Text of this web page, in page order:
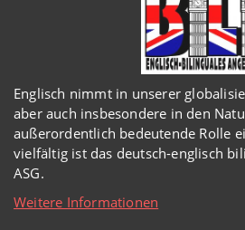
Englisch nimmt in unserer
aber auch insbesondere in den
außerordentlich bedeutende Rolle
vielfältig ist das deutsch-englisch
ASG.
Weitere Informationen